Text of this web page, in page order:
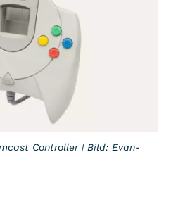
Controller | Bild: Evan-